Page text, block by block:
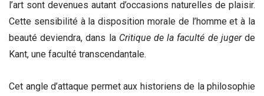
l’art sont devenues autant d’occasions naturelles de plaisir.
Cette sensibilité à la disposition morale de l’homme et à la
beauté deviendra, dans la Critique de la faculté de jugerde
Kant, une faculté transcendantale.
Cet angle d’attaque permet aux historiens de la philosophie